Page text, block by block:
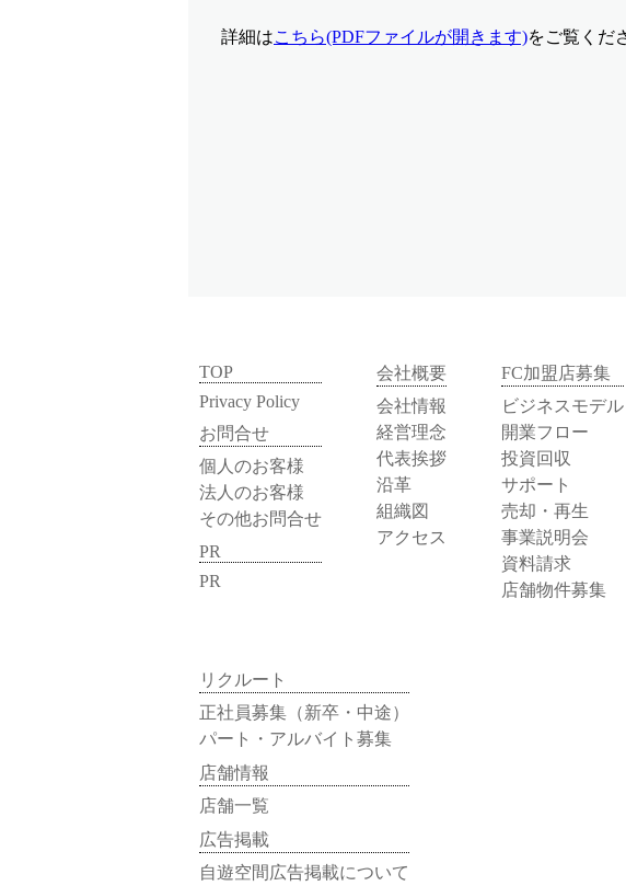
詳細はこちら(PDFファイルが開きます)をご覧くだ
TOP
Privacy Policy
お問合せ
個人のお客様
法人のお客様
その他お問合せ
PR
PR
会社概要
会社情報
経営理念
代表挨拶
沿革
組織図
アクセス
FC加盟店募集
ビジネスモデル
開業フロー
投資回収
サポート
売却・再生
事業説明会
資料請求
店舗物件募集
リクルート
正社員募集（新卒・中途）
パート・アルバイト募集
店舗情報
店舗一覧
広告掲載
自遊空間広告掲載について